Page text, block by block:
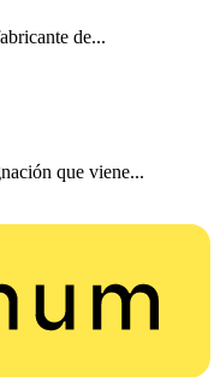
de...
que viene...